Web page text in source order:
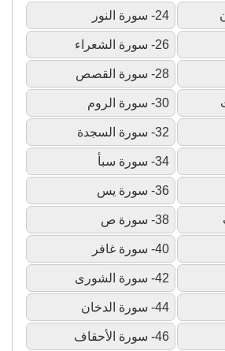
24- سورة النور
26- سورة الشعراء
28- سورة القصص
30- سورة الروم
32- سورة السجدة
34- سورة سبأ
36- سورة يس
38- سورة ص
40- سورة غافر
42- سورة الشورى
44- سورة الدخان
46- سورة الأحقاف